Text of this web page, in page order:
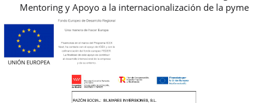
Mentoring y Apoyo a la internacionalización de la pyme